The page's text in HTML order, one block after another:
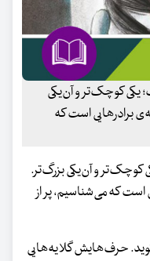
یکی کوچک‌تر و آن‌یکی
برادرهایی است که
کوچک‌تر و آن‌یکی بزرگ‌تر.
است که می‌شناسیم، پر از
حرف‌هایش گلایه‌هایی